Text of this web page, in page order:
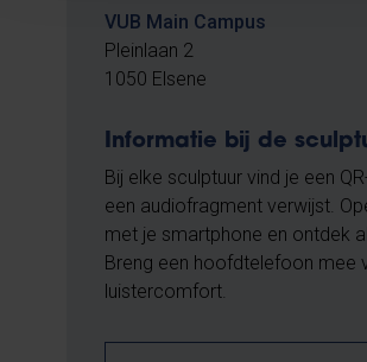
VUB Main Campus
Pleinlaan 2
1050 Elsene
Informatie bij de
Bij elke sculptuur vind je een
een audiofragment verwijst.
met je smartphone en ontdek
Breng een hoofdtelefoon mee
luistercomfort.